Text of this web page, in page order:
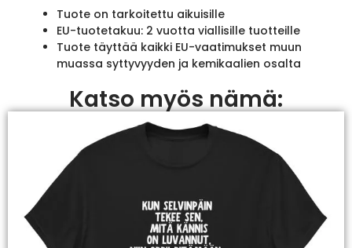
Tuote on tarkoitettu aikuisille
EU-tuotetakuu: 2 vuotta viallisille tuotteille
Tuote täyttää kaikki EU-vaatimukset muun
muassa syttyvyyden ja kemikaalien osalta
Katso myös nämä: